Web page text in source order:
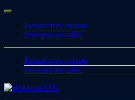
Перейти
содержимому
Меню
Разместить статью
Реклама на сайте
Разместить статью
Реклама на сайте